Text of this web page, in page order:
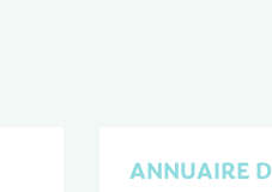
ANNUAIRE